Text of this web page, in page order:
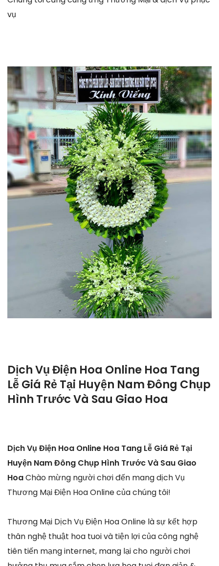
vụ
Dịch Vụ Điện Hoa Online Hoa Tang
Lễ Giá Rẻ Tại Huyện Nam Đông Chụp
Hình Trước Và Sau Giao Hoa
Dịch Vụ Điện Hoa Online Hoa Tang Lễ Giá Rẻ Tại
Huyện Nam Đông Chụp Hình Trước Và Sau Giao
HoaChào mừng người chơi đến mang dịch Vụ
Thương Mại Điện Hoa Online của chúng tôi!
Thương Mại Dịch Vụ Điện Hoa Online là sự kết hợp
thân nghệ thuật hoa tuoi và tiện lợi của công nghệ
tiên tiến mạng internet, mang lại cho người chơi